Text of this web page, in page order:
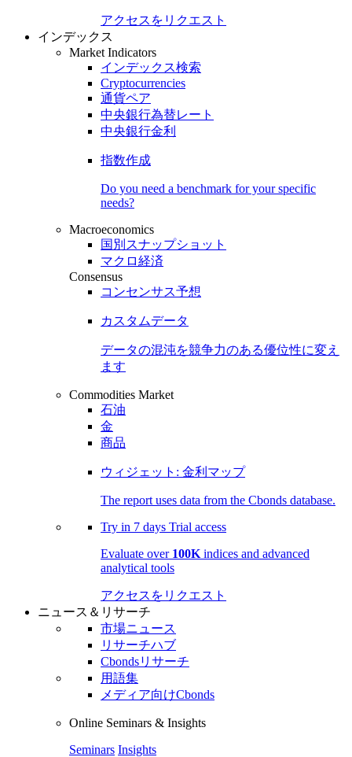
アクセスをリクエスト
インデックス
Market Indicators
インデックス検索
Cryptocurrencies
通貨ペア
中央銀行為替レート
中央銀行金利
指数作成
Do you need a benchmark for your specific
needs?
Macroeconomics
国別スナップショット
マクロ経済
Consensus
コンセンサス予想
カスタムデータ
データの混沌を競争力のある優位性に変え
ます
Commodities Market
石油
金
商品
ウィジェット: 金利マップ
The report uses data from the Cbonds database.
Try in 7 days Trial access
Evaluate over 100K indices and advanced
analytical tools
アクセスをリクエスト
ニュース＆リサーチ
市場ニュース
リサーチハブ
Cbondsリサーチ
用語集
メディア向けCbonds
Online Seminars & Insights
Seminars Insights